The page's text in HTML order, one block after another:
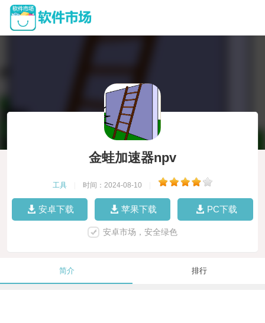
金蛙加速器npv
工具 时间：2024-08-10
安卓下载 苹果下载 PC下载
安卓市场，安全绿色
简介 排行